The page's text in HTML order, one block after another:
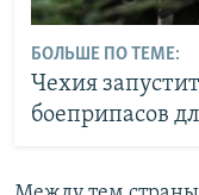
БОЛЬШЕ ПО ТЕМЕ:
Чехия
боеприпасов